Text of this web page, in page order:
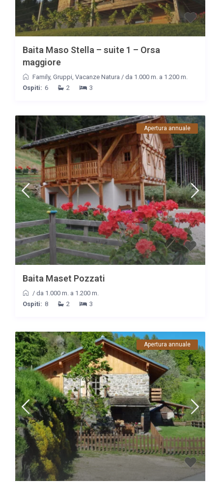
Baita Maso Stella – suite 1 – Orsa
maggiore
Family, Gruppi, Vacanze Natura / da 1.000 m. a 1.200 m.
Ospiti: 6 2 3
Apertura annuale
Baita Maset Pozzati
/ da 1.000 m. a 1.200 m.
Ospiti: 8 2 3
Apertura annuale